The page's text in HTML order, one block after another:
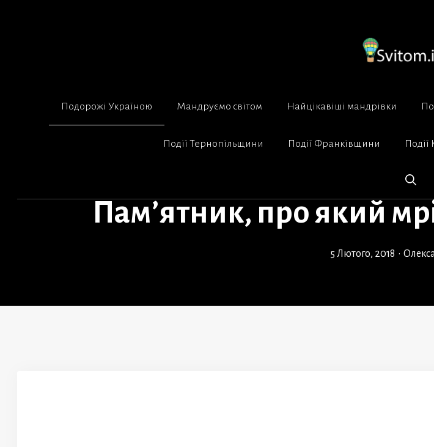
Подорожі Україною Мандруємо світом Найцікавіші мандрівки
Події Тернопільщини Події Франківщини Події
Пам’ятник, про який
5 Лютого, 2018 •